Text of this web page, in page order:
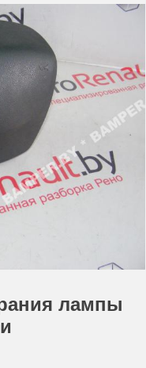
лампы